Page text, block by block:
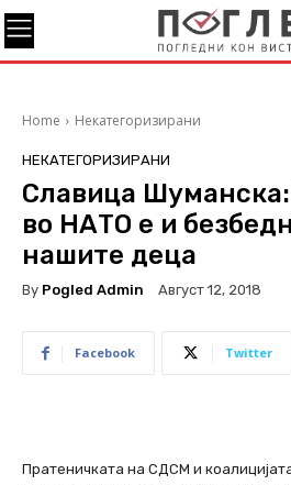
Home Некатегоризирани
НЕКАТЕГОРИЗИРАНИ
Славица
во НАТО е и
нашите деца
By Pogled Admin Август 12, 2018
Facebook Twitter
Пратеничката на СДСМ и